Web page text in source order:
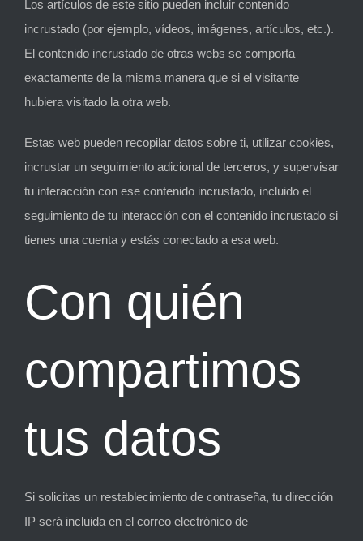
Los artículos de este sitio pueden incluir contenido
incrustado (por ejemplo, vídeos, imágenes, artículos, etc.).
El contenido incrustado de otras webs se comporta
exactamente de la misma manera que si el visitante
hubiera visitado la otra web.
Estas web pueden recopilar datos sobre ti, utilizar cookies,
incrustar un seguimiento adicional de terceros, y supervisar
tu interacción con ese contenido incrustado, incluido el
seguimiento de tu interacción con el contenido incrustado si
tienes una cuenta y estás conectado a esa web.
Con quién
compartimos
tus datos
Si solicitas un restablecimiento de contraseña, tu dirección
IP será incluida en el correo electrónico de